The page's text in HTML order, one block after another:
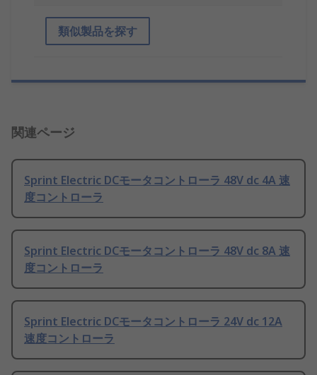
類似製品を探す
関連ページ
Sprint Electric DCモータコントローラ 48V dc 4A 速
度コントローラ
Sprint Electric DCモータコントローラ 48V dc 8A 速
度コントローラ
Sprint Electric DCモータコントローラ 24V dc 12A
速度コントローラ